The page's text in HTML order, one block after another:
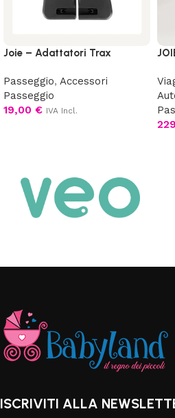
Joie – Adattatori Trax
Passeggio, Accessori
Passeggio
19,00 € IVA Incl.
ISCRIVITI ALLA